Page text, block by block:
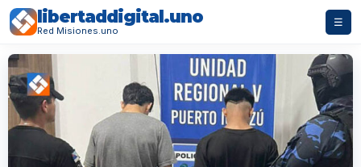
libertaddigital.uno
Red Misiones.uno
☰